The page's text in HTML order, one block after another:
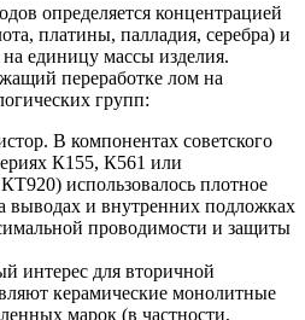
определяется концентрацией
платины, палладия, серебра) и
единицу массы изделия.
переработке лом на
групп:
В компонентах советского
К155, К561 или
использовалось плотное
выводах и внутренних подложках
проводимости и защиты
интерес для вторичной
керамические монолитные
марок (в частности,